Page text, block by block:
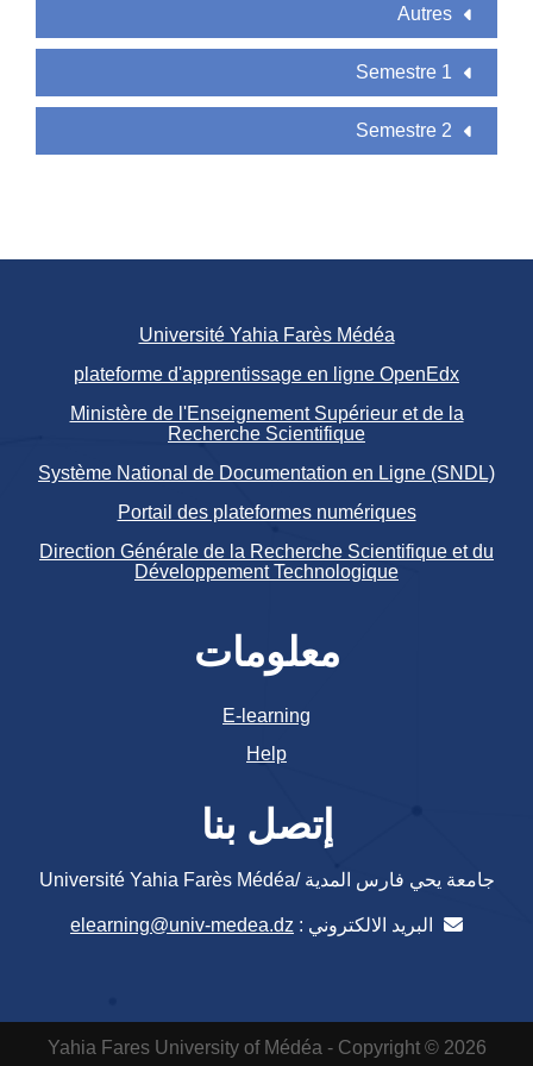
Autres
Semestre 1
Semestre 2
Université Yahia Farès Médéa
plateforme d'apprentissage en ligne OpenEdx
Ministère de l'Enseignement Supérieur et de la
Recherche Scientifique
Système National de Documentation en Ligne (SNDL)
Portail des plateformes numériques
Direction Générale de la Recherche Scientifique et du
Développement Technologique
معلومات
E-learning
Help
إتصل بنا
جامعة يحي فارس المدية /Université Yahia Farès Médéa
البريد الالكتروني : elearning@univ-medea.dz
Yahia Fares University of Médéa - Copyright © 2026